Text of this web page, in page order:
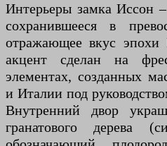
Интерьеры замка Иссон
сохранившееся в
отражающее вкус эпохи
акцент сделан на
элементах, созданных
и Италии под
Внутренний двор
гранатового дерева